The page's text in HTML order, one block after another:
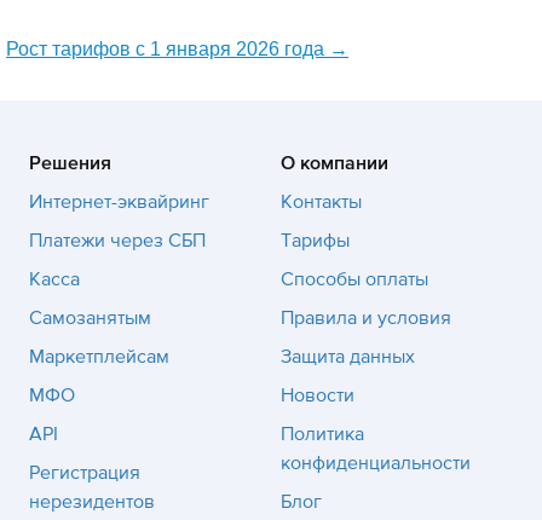
Рост тарифов с 1 января 2026 года →
Решения
Интернет-эквайринг
Платежи через СБП
Касса
Самозанятым
Маркетплейсам
МФО
API
Регистрация
нерезидентов
О компании
Контакты
Тарифы
Способы оплаты
Правила и условия
Защита данных
Новости
Политика
конфиденциальности
Блог